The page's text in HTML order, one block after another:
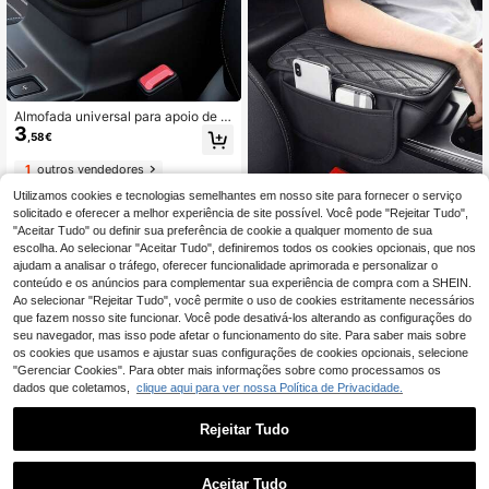
Almofada universal para apoio de br
aço de carro, almofada de espuma
viscoelástica macia para console c
entral, acessório automotivo confor
tável para alívio de pressão, almofa
da de apoio de braço antiderrapant
e adequada para carros, SUVs e ca
minhões, fácil instalação, direção c
onfortável, viagens e deslocamento
s diários, ideal como presente de N
atal, Dia dos Pais e aniversário para
motoristas, namorados/namoradas,
perfeita para viagens longas.
3 ,58€
1outros vendedores
apoio de braço de carro, acessório i
nterior brilhante, compatível com a
maioria dos veículos.
Capa para Consola Central de Carr
o - Acessório Universal para Interior
de Carro com 2 Bolsos de Arrumaçã
o - Capa de Apoio de Braço em Pel
e Nappa Premium, Resistente a Ris
cos, Resistente ao Desgaste, Imper
to, Bege, Cinza, Vermelho)
6,22€
2outros vendedores
1
Utilizamos cookies e tecnologias semelhantes em nosso site para fornecer o serviço
solicitado e oferecer a melhor experiência de site possível. Você pode "Rejeitar Tudo",
"Aceitar Tudo" ou definir sua preferência de cookie a qualquer momento de sua
escolha. Ao selecionar "Aceitar Tudo", definiremos todos os cookies opcionais, que nos
ajudam a analisar o tráfego, oferecer funcionalidade aprimorada e personalizar o
conteúdo e os anúncios para complementar sua experiência de compra com a SHEIN.
Ao selecionar "Rejeitar Tudo", você permite o uso de cookies estritamente necessários
que fazem nosso site funcionar. Você pode desativá-los alterando as configurações do
seu navegador, mas isso pode afetar o funcionamento do site. Para saber mais sobre
os cookies que usamos e ajustar suas configurações de cookies opcionais, selecione
"Gerenciar Cookies". Para obter mais informações sobre como processamos os
dados que coletamos, clique aqui para ver nossa Política de Privacidade.
Rejeitar Tudo
Aceitar Tudo